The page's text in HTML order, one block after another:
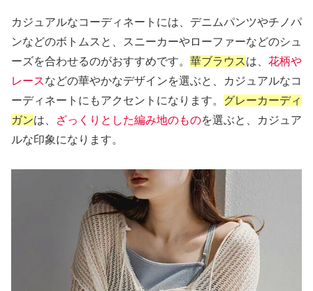
カジュアルなコーディネートには、デニムパンツやチノパ
ンなどのボトムスと、スニーカーやローファーなどのシュ
ーズを合わせるのがおすすめです。 華ブラウスは、 花柄や
レースなどの華やかなデザインを選ぶと、カジュアルなコ
ーディネートにもアクセントになります。 グレーカーディ
ガンは、 ざっくりとした編み地のものを選ぶと、カジュア
ルな印象になります。